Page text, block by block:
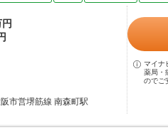
市営堺筋線 南森町駅
マイナ
薬局・
のでご